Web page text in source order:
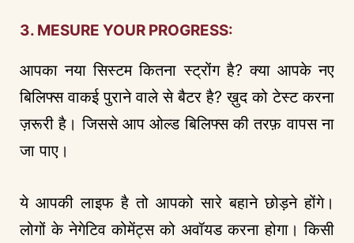
3. MESURE YOUR PROGRESS:
आपका नया सिस्टम कितना स्ट्रोंग है? क्या आपके नए
बिलिफ्स वाकई पुराने वाले से बैटर है? ख़ुद को टेस्ट करना
ज़रूरी है। जिससे आप ओल्ड बिलिफ्स की तरफ़ वापस ना
जा पाए।
ये आपकी लाइफ है तो आपको सारे बहाने छोड़ने होंगे।
लोगों के नेगेटिव कोमेंट्स को अवॉयड करना होगा। किसी